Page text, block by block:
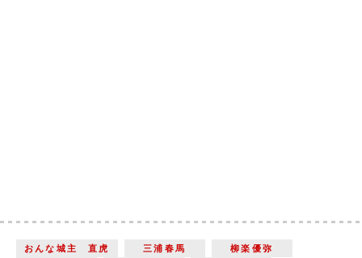
おんな城主 直虎 三浦春馬
柳楽優弥